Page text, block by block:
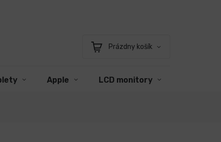
Nákupný
Prázdny košík
Apple LCD monitory